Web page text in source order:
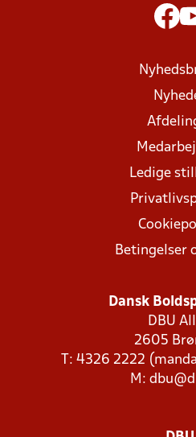
Ledige
Betingelser
Dansk
DBU
2605
T: 4326 2222
M: